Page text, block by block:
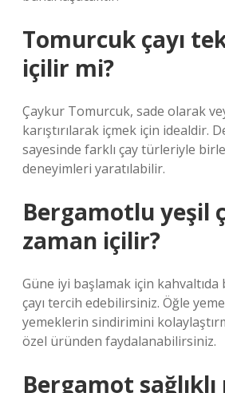
Tomurcuk çayı
içilir mi?
Çaykur Tomurcuk, sade olarak
karıştırılarak içmek için idealdir.
sayesinde farklı çay türleriyle
deneyimleri yaratılabilir.
Bergamotlu yeşil
zaman içilir?
Güne iyi başlamak için
çayı tercih edebilirsiniz. Öğle
yemeklerin sindirimini
özel üründen faydalanabilirsiniz.
Bergamot sağlıklı